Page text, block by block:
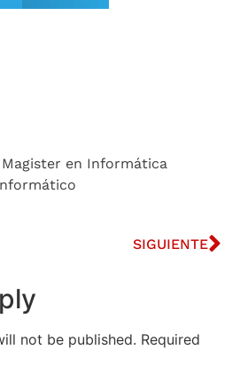
en Informática
SIGUIENTE
not be published. Required